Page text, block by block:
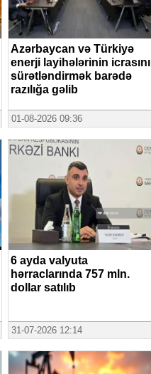
Azərbaycan və Türkiyə
enerji layihələrinin icrasını
sürətləndirmək barədə
razılığa gəlib
01-08-2026 09:36
6 ayda valyuta
hərraclarında 757 mln.
dollar satılıb
31-07-2026 12:14